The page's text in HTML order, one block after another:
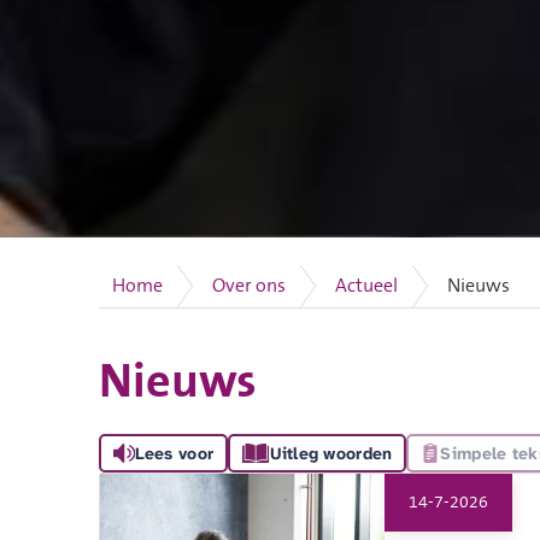
Home Over ons Actueel Nieuws
Nieuws
Lees voor Uitleg woorden Simpele
14-7-2026